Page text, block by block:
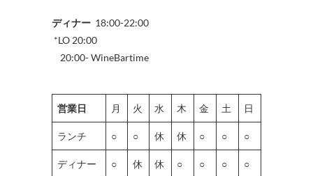
ディナー 18:00-22:00
*LO 20:00
20:00- WineBartime
営業日 月 火 水 木 金 土 日
ランチ ○ ○ 休 休 ○ ○ ○
ディナー ○ 休 休 ○ ○ ○ ○